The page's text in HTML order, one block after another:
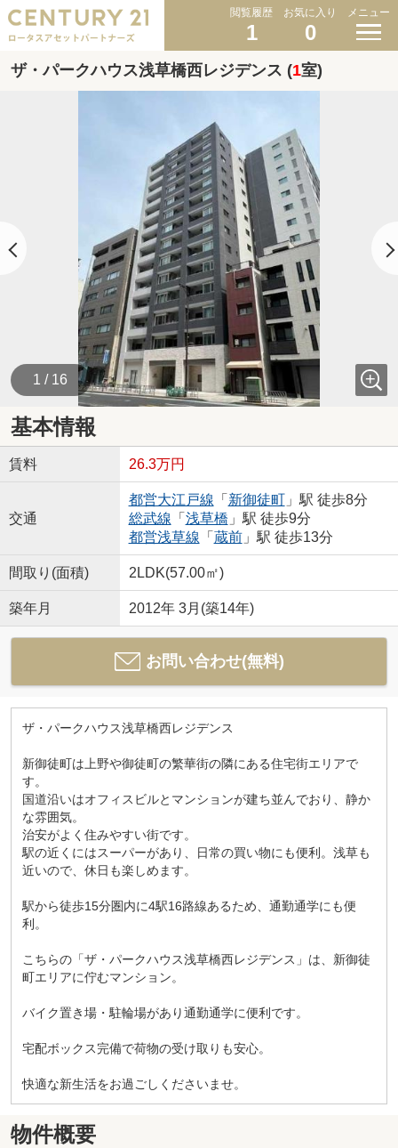
閲覧履歴
1
お気に入り
0
メニュー
ザ・パークハウス浅草橋西レジデンス (1室)
1 / 16
基本情報
賃料 26.3万円
交通
都営大江戸線 「 新御徒町」駅 徒歩8分
総武線 「 浅草橋 」駅 徒歩9分
都営浅草線 「 蔵前」駅 徒歩13分
間取り(面積) 2LDK(57.00㎡)
築年月 2012年 3月(築14年)
お問い合わせ(無料)
ザ・パークハウス浅草橋西レジデンス
新御徒町は上野や御徒町の繁華街の隣にある住宅街エリアで
す。
国道沿いはオフィスビルとマンションが建ち並んでおり、静か
な雰囲気。
治安がよく住みやすい街です。
駅の近くにはスーパーがあり、日常の買い物にも便利。浅草も
近いので、休日も楽しめます。
駅から徒歩15分圏内に4駅16路線あるため、通勤通学にも便
利。
こちらの「ザ・パークハウス浅草橋西レジデンス」は、新御徒
町エリアに佇むマンション。
バイク置き場・駐輪場があり通勤通学に便利です。
宅配ボックス完備で荷物の受け取りも安心。
快適な新生活をお過ごしくださいませ。
物件概要